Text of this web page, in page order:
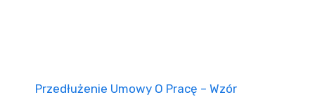
Przedłużenie Umowy O Pracę – Wzór